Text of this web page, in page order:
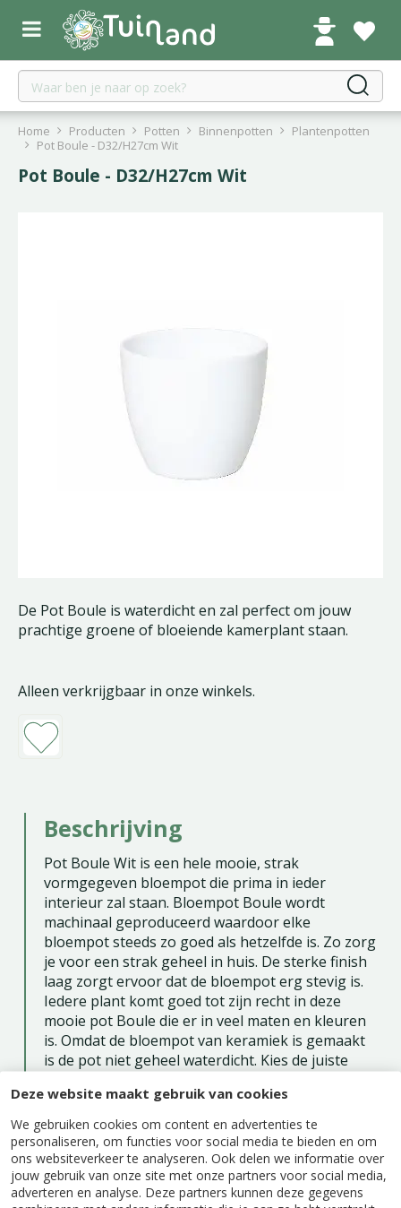
Deze website maakt gebruik van cookies
We gebruiken cookies om content en advertenties te
personaliseren, om functies voor social media te bieden en om
ons websiteverkeer te analyseren. Ook delen we informatie over
jouw gebruik van onze site met onze partners voor social media,
adverteren en analyse. Deze partners kunnen deze gegevens
r
Home Producten Potten Binnenpotten
Plantenpotten
Pot Boule - D32/H27cm Wit
Pot Boule - D32/H27cm Wit
De Pot Boule is waterdicht en zal perfect om jouw
prachtige groene of bloeiende kamerplant staan.
Alleen verkrijgbaar in onze winkels.
Beschrijving
Pot Boule Wit is een hele mooie, strak
vormgegeven bloempot die prima in ieder
interieur zal staan. Bloempot Boule wordt
machinaal geproduceerd waardoor elke
bloempot steeds zo goed als hetzelfde is. Zo zorg
je voor een strak geheel in huis. De sterke finish
laag zorgt ervoor dat de bloempot erg stevig is.
Iedere plant komt goed tot zijn recht in deze
mooie pot Boule die er in veel maten en kleuren
is. Omdat de bloempot van keramiek is gemaakt
is de pot niet geheel waterdicht. Kies de juiste
interieur past.